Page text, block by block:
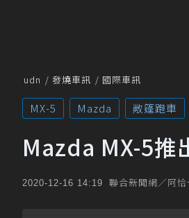
udn 發燒車訊 國際車訊
MX-5 Mazda 敞篷跑車
Mazda MX-5推
2020-12-16 14:19 聯合新聞網／阿恰